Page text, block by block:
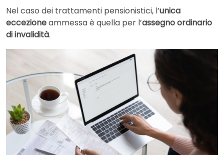
Nel caso dei trattamenti pensionistici, l’unica
eccezioneammessa è quella per l’assegno ordinario
di invalidità.